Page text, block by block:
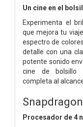
Un cine en el
Experimenta el
que mejora tu
espectro de
detalle con una
potente sonido
cine de bolsillo
completa al
Procesador de 4